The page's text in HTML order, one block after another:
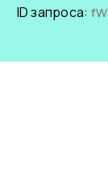
ID запроса: